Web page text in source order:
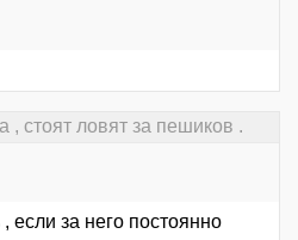
, стоят ловят за пешиков .
если за него постоянно